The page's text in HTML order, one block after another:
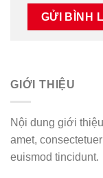
GIỚI THIỆU
Nội dung giới
amet,
euismod tincidunt.